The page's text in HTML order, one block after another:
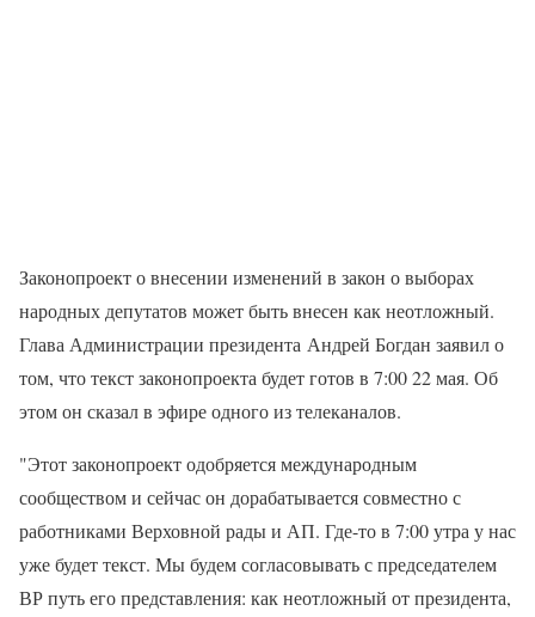
Законопроект о внесении изменений в закон о выборах
народных депутатов может быть внесен как неотложный.
Глава Администрации президента Андрей Богдан заявил о
том, что текст законопроекта будет готов в 7:00 22 мая. Об
этом он сказал в эфире одного из телеканалов.
"Этот законопроект одобряется международным
сообществом и сейчас он дорабатывается совместно с
работниками Верховной рады и АП. Где-то в 7:00 утра у нас
уже будет текст. Мы будем согласовывать с председателем
ВР путь его представления: как неотложный от президента,